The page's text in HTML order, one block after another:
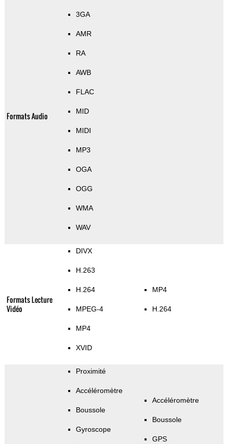
Formats Audio
3GA
AMR
RA
AWB
FLAC
MID
MIDI
MP3
OGA
OGG
WMA
WAV
Formats Lecture
Vidéo
DIVX
H.263
H.264
MPEG-4
MP4
XVID
MP4
H.264
Proximité
Accéléromètre
Boussole
Gyroscope
Accéléromètre
Boussole
GPS